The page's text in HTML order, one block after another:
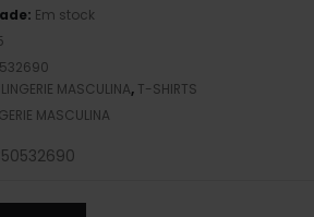
Em stock
LINGERIE MASCULINA, T-SHIRTS
MASCULINA